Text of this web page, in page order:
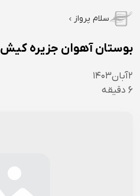
سلام پرواز
بوستان آهوان جزیره کیش
۲آبان۱۴۰۳
6 دقیقه